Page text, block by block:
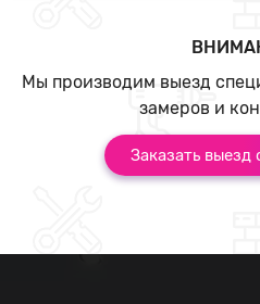
Мы производим выезд
замеров и
Заказать выезд